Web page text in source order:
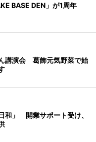
BASE DEN」が1周年
講演会 葛飾元気野菜で始
和」 開業サポート受け、